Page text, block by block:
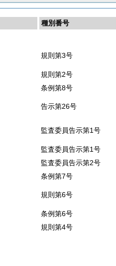
種別番号
規則第3号
規則第2号
条例第8号
告示第26号
監査委員告示第1号
監査委員告示第1号
監査委員告示第2号
条例第7号
規則第6号
条例第6号
規則第4号